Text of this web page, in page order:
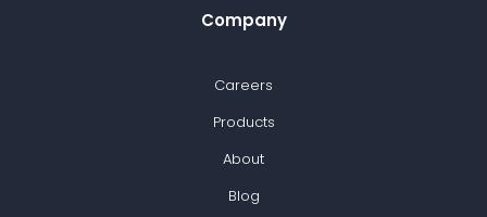
Company
Careers
Products
About
Blog